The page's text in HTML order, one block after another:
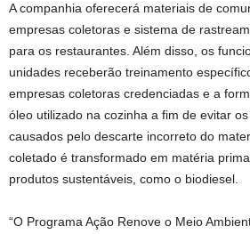
A companhia oferecerá materiais de
empresas coletoras e sistema de
para os restaurantes. Além disso, os
unidades receberão treinamento
empresas coletoras credenciadas e a
óleo utilizado na cozinha a fim de evitar
causados pelo descarte incorreto do
coletado é transformado em matéria
produtos sustentáveis, como o biodiesel.
“O Programa Ação Renove o Meio